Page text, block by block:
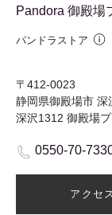
Pandora 御殿場
パンドラストア
〒412-0023
静岡県御殿場市 深
深沢1312 御殿場
0550-70-
アクセ